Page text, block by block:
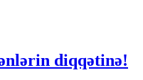
diqqətinə!